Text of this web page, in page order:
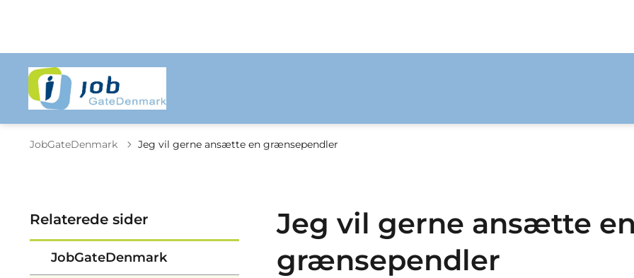
JobGateDenmark Jeg vil gerne ansætte en grænsependler
Relaterede sider
JobGateDenmark
Jeg vil gerne ansætte en
grænsependler